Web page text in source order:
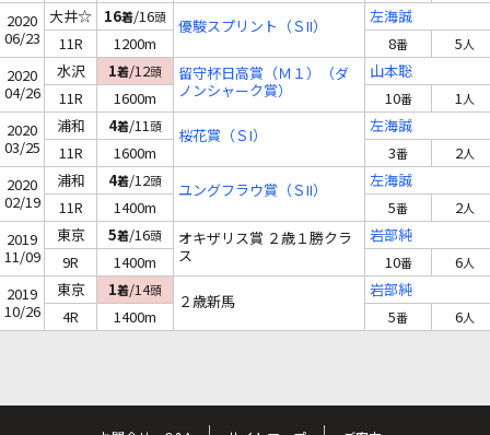
2020
06/23
大井☆ 16着/16頭 優駿スプリント（ＳII）
左海誠
11R
1200m 8番 5人
2020
04/26
水沢 1着/12頭
留守杯日高賞（Ｍ１）（ダ
ノンシャーク賞）
山本聡
11R
1600m 10番 1人
2020
03/25
浦和 4着/11頭 桜花賞（ＳI）
左海誠
11R
1600m 3番 2人
2020
02/19
浦和 4着/12頭 ユングフラウ賞（ＳII）
左海誠
11R
1400m 5番 2人
2019
11/09
東京 5着/16頭
オキザリス賞 ２歳１勝クラ
ス
岩部純
9R
1400m 10番 6人
2019
10/26
東京 1着/14頭
２歳新馬
岩部純
4R
1400m 5番 6人